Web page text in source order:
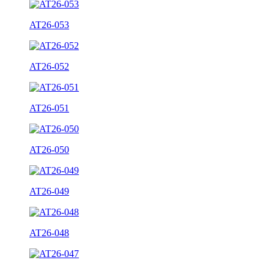
AT26-053
AT26-052
AT26-051
AT26-050
AT26-049
AT26-048